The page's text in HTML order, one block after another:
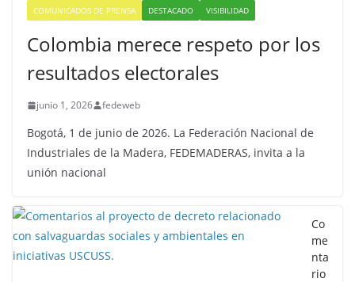
COMUNICADOS DE PRENSA DESTACADO VISIBILIDAD
Colombia merece respeto por los
resultados electorales
junio 1, 2026 fedeweb
Bogotá, 1 de junio de 2026. La Federación Nacional de
Industriales de la Madera, FEDEMADERAS, invita a la
unión nacional
Co
me
nta
rio